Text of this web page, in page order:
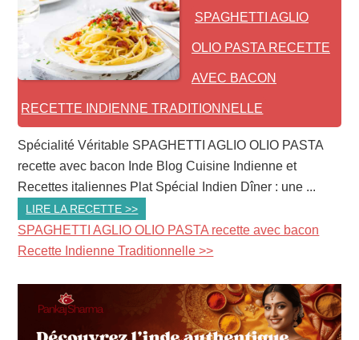
SPAGHETTI AGLIO
OLIO PASTA RECETTE
AVEC BACON
RECETTE INDIENNE TRADITIONNELLE
Spécialité Véritable SPAGHETTI AGLIO OLIO PASTA
recette avec bacon Inde Blog Cuisine Indienne et
Recettes italiennes Plat Spécial Indien Dîner : une ...
LIRE LA RECETTE >>
SPAGHETTI AGLIO OLIO PASTA recette avec bacon
Recette Indienne Traditionnelle >>